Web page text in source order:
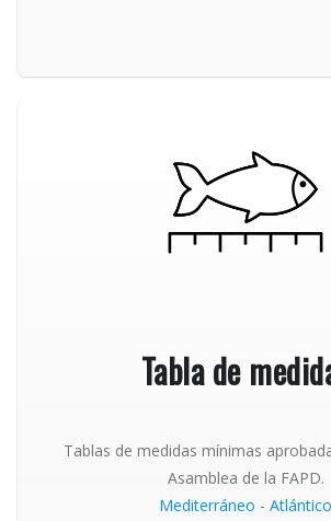
Tabla de
Tablas de medidas mínimas
Asamblea de la FAPD.
Mediterráneo - Atlántico